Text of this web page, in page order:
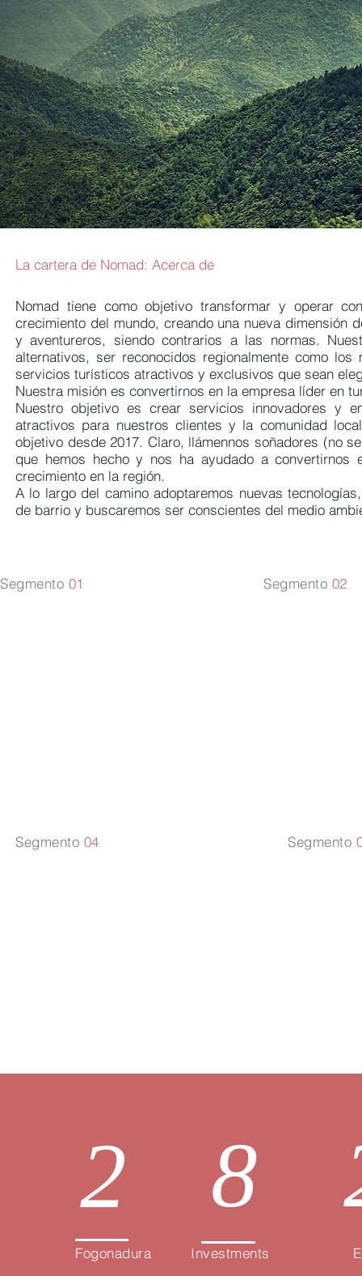
La cartera de Nomad: Acerca de
Nomad tiene como objetivo transformar y operar
crecimiento del mundo, creando una nueva dimensión
y aventureros, siendo contrarios a las normas.
alternativos, ser reconocidos regionalmente como
servicios turísticos atractivos y exclusivos que sean
Nuestra misión es convertirnos en la empresa líder en
Nuestro objetivo es crear servicios innovadores y
atractivos para nuestros clientes y la comunidad
objetivo desde 2017. Claro, llámennos soñadores (no
que hemos hecho y nos ha ayudado a
crecimiento en la región.
A lo largo del camino adoptaremos nuevas
de barrio y buscaremos ser conscientes del medio
Segmento 02
Segmento 01
Segmento 04 Segmento
2 8
Fogonadura Investments